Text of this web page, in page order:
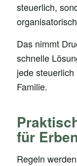
steuerlich,
Das nimmt
schnelle
jede
Familie.
für
Regeln